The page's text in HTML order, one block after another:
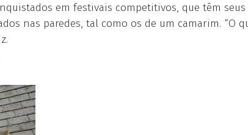
em festivais competitivos, que têm seus
nas paredes, tal como os de um camarim. “O